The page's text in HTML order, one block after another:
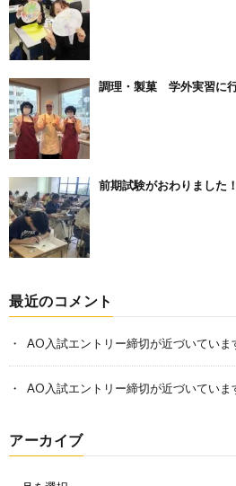
調理・製菓 学外実習に
前期試験がおわりました！
最近のコメント
AO入試エントリー締切が近づいていま
AO入試エントリー締切が近づいていま
アーカイブ